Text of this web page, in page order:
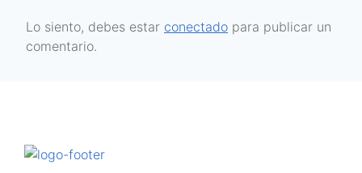
Lo siento, debes estar conectado para publicar un
comentario.